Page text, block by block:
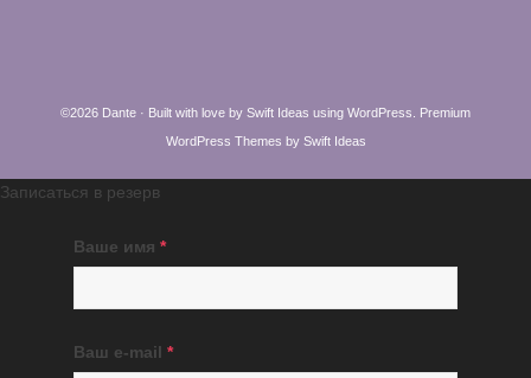
©2026 Dante · Built with love by Swift Ideas using WordPress
Premium
WordPress Themes by Swift Ideas
Записаться в резерв
Ваше имя *
Ваш e-mail *